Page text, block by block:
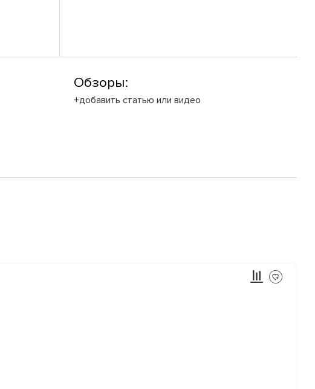
Обзоры:
+добавить статью или видео